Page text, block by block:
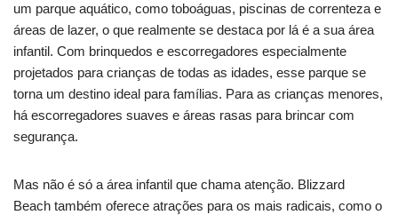
um parque aquático, como toboáguas, piscinas de correnteza e
áreas de lazer, o que realmente se destaca por lá é a sua área
infantil. Com brinquedos e escorregadores especialmente
projetados para crianças de todas as idades, esse parque se
torna um destino ideal para famílias. Para as crianças menores,
há escorregadores suaves e áreas rasas para brincar com
segurança.
Mas não é só a área infantil que chama atenção. Blizzard
Beach também oferece atrações para os mais radicais, como o